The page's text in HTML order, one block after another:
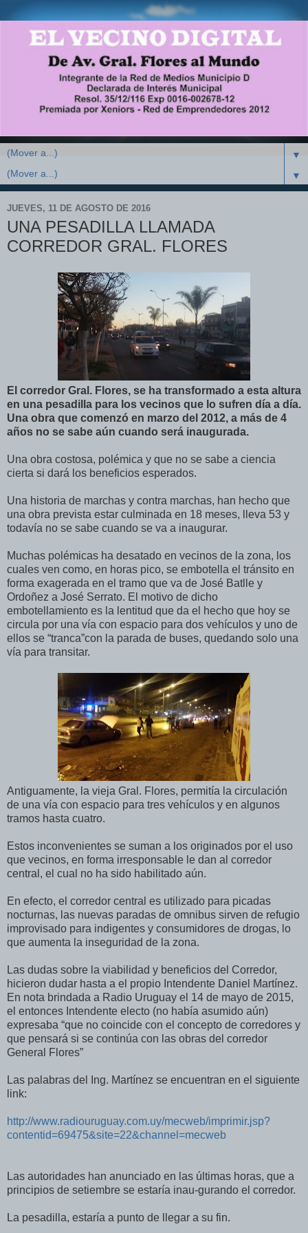
▼
▼
JUEVES, 11 DE AGOSTO DE 2016
UNA PESADILLA LLAMADA
CORREDOR GRAL. FLORES
El corredor Gral. Flores, se ha transformado a esta altura
en una pesadilla para los vecinos que lo sufren día a día.
Una obra que comenzó en marzo del 2012, a más de 4
años no se sabe aún cuando será inaugurada.
Una obra costosa, polémica y que no se sabe a ciencia
cierta si dará los beneficios esperados.
Una historia de marchas y contra marchas, han hecho que
una obra prevista estar culminada en 18 meses, lleva 53 y
todavía no se sabe cuando se va a inaugurar.
Muchas polémicas ha desatado en vecinos de la zona, los
cuales ven como, en horas pico, se embotella el tránsito en
forma exagerada en el tramo que va de José Batlle y
Ordoñez a José Serrato. El motivo de dicho
embotellamiento es la lentitud que da el hecho que hoy se
circula por una vía con espacio para dos vehículos y uno de
ellos se “tranca”con la parada de buses, quedando solo una
vía para transitar.
Antiguamente, la vieja Gral. Flores, permitía la circulación
de una vía con espacio para tres vehículos y en algunos
tramos hasta cuatro.
Estos inconvenientes se suman a los originados por el uso
que vecinos, en forma irresponsable le dan al corredor
central, el cual no ha sido habilitado aún.
En efecto, el corredor central es utilizado para picadas
nocturnas, las nuevas paradas de omnibus sirven de refugio
improvisado para indigentes y consumidores de drogas, lo
que aumenta la inseguridad de la zona.
Las dudas sobre la viabilidad y beneficios del Corredor,
hicieron dudar hasta a el propio Intendente Daniel Martínez.
En nota brindada a Radio Uruguay el 14 de mayo de 2015,
el entonces Intendente electo (no había asumido aún)
expresaba “que no coincide con el concepto de corredores y
que pensará si se continúa con las obras del corredor
General Flores”
Las palabras del Ing. Martínez se encuentran en el siguiente
link:
http://www.radiouruguay.com.uy/mecweb/imprimir.jsp?
contentid=69475&site=22&channel=mecweb
Las autoridades han anunciado en las últimas horas, que a
principios de setiembre se estaría inau-gurando el corredor.
La pesadilla, estaría a punto de llegar a su fin.